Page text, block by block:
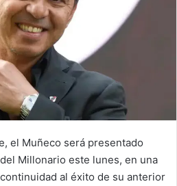
el Muñeco será presentado
Millonario este lunes, en una
al éxito de su anterior